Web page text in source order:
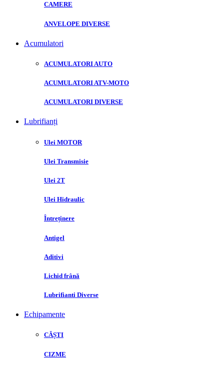
CAMERE
ANVELOPE DIVERSE
Acumulatori
ACUMULATORI AUTO
ACUMULATORI ATV-MOTO
ACUMULATORI DIVERSE
Lubrifianți
Ulei MOTOR
Ulei Transmisie
Ulei 2T
Ulei Hidraulic
Întreținere
Antigel
Aditivi
Lichid frână
Lubrifianti Diverse
Echipamente
CĂȘTI
CIZME